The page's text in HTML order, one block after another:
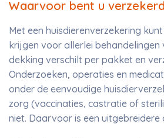
Waarvoor bent u
Met een huisdierenverzekering
krijgen voor allerlei behandelingen
dekking verschilt per pakket en
Onderzoeken, operaties en
onder de eenvoudige
zorg (vaccinaties, castratie of
niet. Daarvoor is een uitgebreidere